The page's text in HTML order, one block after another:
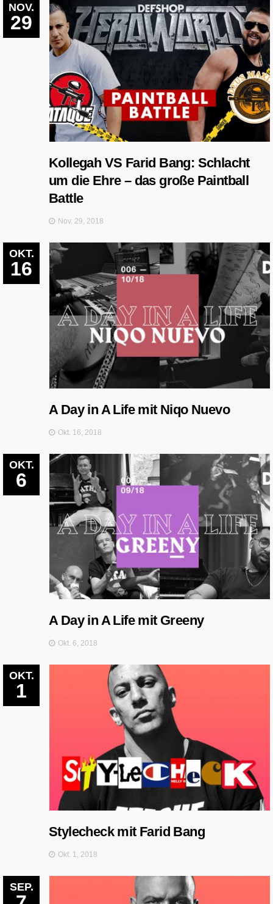
NOV.
29
Kollegah VS Farid Bang: Schlacht
um die Ehre – das große Paintball
Battle
Nov. 29, 2018
OKT.
16
A Day in A Life mit Niqo Nuevo
Okt. 16, 2018
OKT.
6
A Day in A Life mit Greeny
Okt. 6, 2018
OKT.
1
Stylecheck mit Farid Bang
Okt. 1, 2018
SEP.